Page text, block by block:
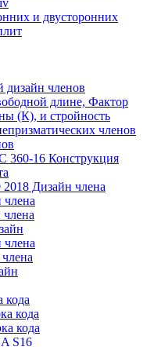
и двусторонних
членов
длине, Фактор
(К), и стройность
членов
360-16 Конструкция
Дизайн члена
кода
кода
кода
S16